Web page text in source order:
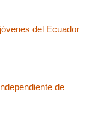
del Ecuador
de